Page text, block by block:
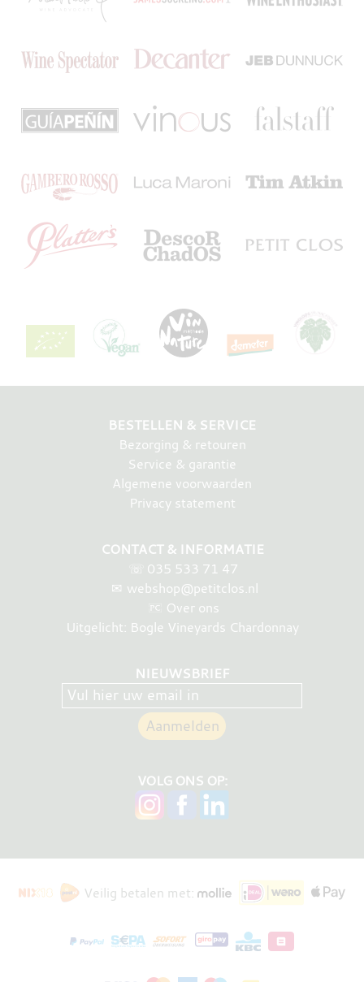
BESTELLEN & SERVICE
Bezorging & retouren
Service & garantie
Algemene voorwaarden
Privacy statement
CONTACT & INFORMATIE
☏ 035 533 71 47
✉ webshop@petitclos.nl
Over ons
Uitgelicht: Bogle Vineyards Chardonnay
NIEUWSBRIEF
VOLG ONS OP:
Veilig betalen met: